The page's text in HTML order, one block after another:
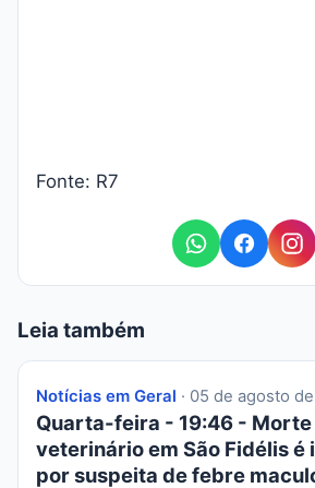
Fonte: R7
Leia também
Notícias em Geral · 05 de agosto
Quarta-feira - 19:46 - Morte
veterinário em São Fidélis é
por suspeita de febre